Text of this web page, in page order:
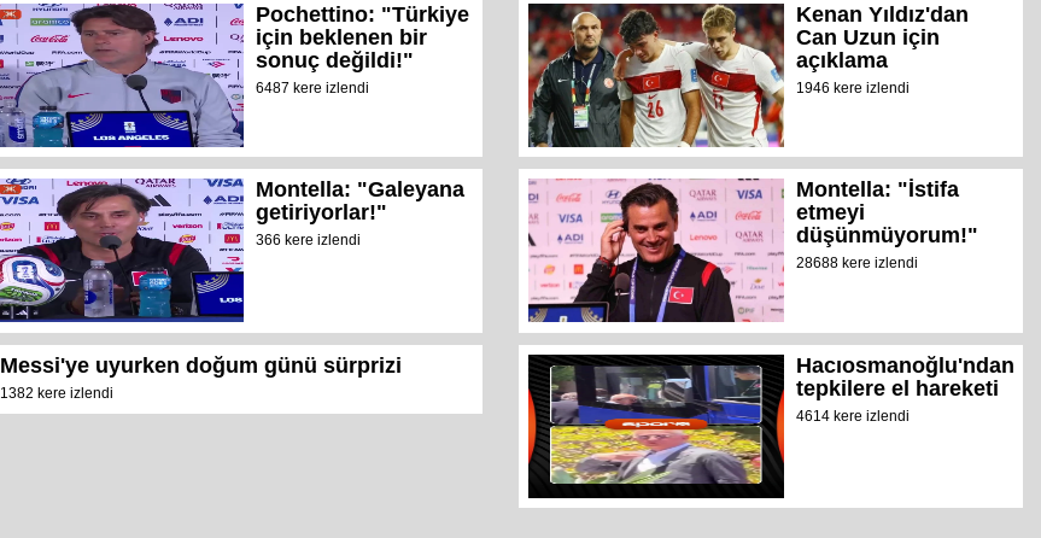
Pochettino: "Türkiye
için beklenen bir
sonuç değildi!"
6487 kere izlendi
Kenan Yıldız'dan
Can Uzun için
açıklama
1946 kere izlendi
Montella: "Galeyana
getiriyorlar!"
366 kere izlendi
Montella: "İstifa
etmeyi
düşünmüyorum!"
28688 kere izlendi
Messi'ye uyurken doğum günü sürprizi
1382 kere izlendi
Hacıosmanoğlu'ndan
tepkilere el hareketi
4614 kere izlendi